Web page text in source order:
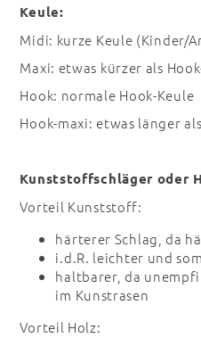
Keule:
Midi: kurze Keule (Kinder/
Maxi: etwas kürzer als
Hook: normale Hook-Keule
Hook-maxi: etwas länger
Kunststoffschläger oder
Vorteil Kunststoff:
härterer Schlag, da
i.d.R. leichter und
haltbarer, da
im Kunstrasen
Vorteil Holz: